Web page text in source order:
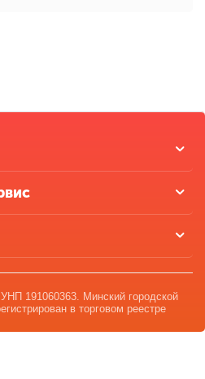
191060363. Минский городской
в торговом реестре